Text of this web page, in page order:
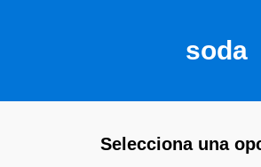
soda
Selecciona una